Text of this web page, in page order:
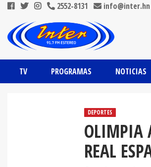
2552-8131 info@inter.hn
TV PROGRAMAS NOTICIAS
DEPORTES
OLIMPIA
REAL